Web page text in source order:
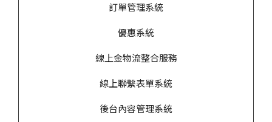
訂單管理系統
優惠系統
線上金物流整合服務
線上聯繫表單系統
後台內容管理系統